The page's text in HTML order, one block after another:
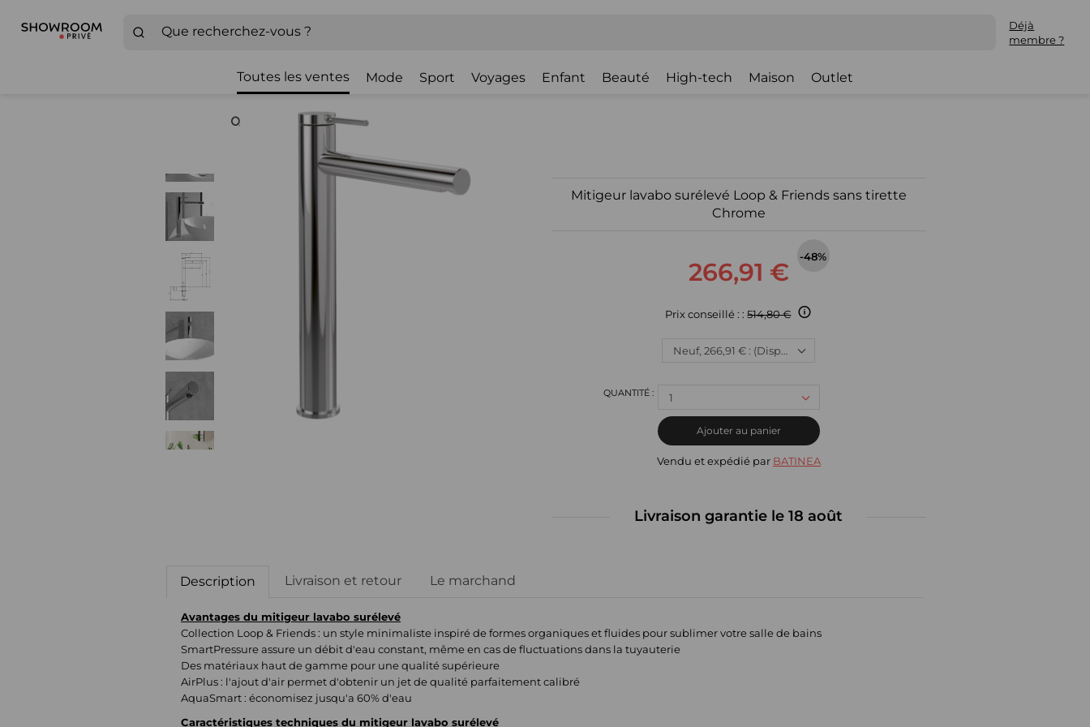
Déjà
membre ?
Toutes les ventes Mode Sport Voyages Enfant Beauté High-tech Maison Outlet
Mitigeur lavabo surélevé Loop & Friends sans tirette
Chrome
266,91 €
-48%
Prix conseillé : :514,80 €
Neuf, 266,91 € : (Disponible)
1
Ajouter au panier
Vendu et expédié par BATINEA
Livraison garantie le 18 août
Description Livraison et retour Le marchand
Avantages du mitigeur lavabo surélevé
Collection Loop & Friends : un style minimaliste inspiré de formes organiques et fluides pour sublimer votre salle de bains
SmartPressure assure un débit d'eau constant, même en cas de fluctuations dans la tuyauterie
Des matériaux haut de gamme pour une qualité supérieure
AirPlus : l'ajout d'air permet d'obtenir un jet de qualité parfaitement calibré
AquaSmart : économisez jusqu'a 60% d'eau
Caractéristiques techniques du mitigeur lavabo surélevé